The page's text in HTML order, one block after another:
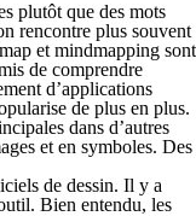
plutôt que des mots
rencontre plus souvent
et mindmapping sont
de comprendre
d’applications
de plus en plus.
dans d’autres
et en symboles. Des
de dessin. Il y a
Bien entendu, les